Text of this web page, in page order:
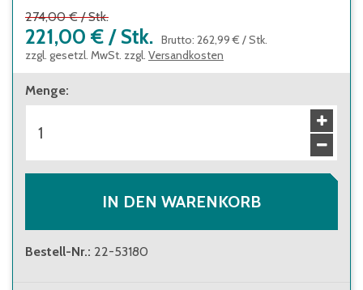
274,00 € /Stk.
221,00 € / Stk. Brutto: 262,99 € /Stk.
zzgl. gesetzl. MwSt. zzgl. Versandkosten
Menge:
IN DEN WARENKORB
Bestell-Nr.: 22-53180